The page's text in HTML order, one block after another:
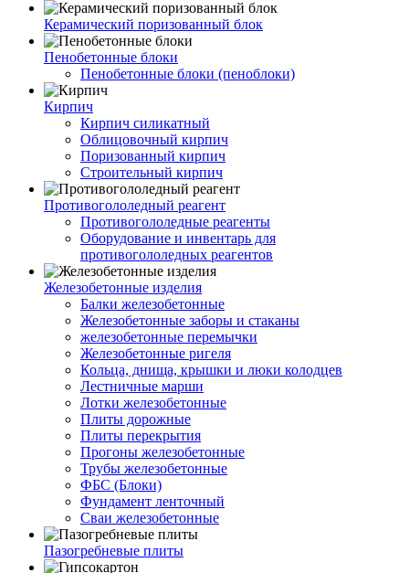
Керамический поризованный блок
Пенобетонные блоки
Пенобетонные блоки (пеноблоки)
Кирпич
Кирпич силикатный
Облицовочный кирпич
Поризованный кирпич
Строительный кирпич
Противогололедный реагент
Противогололедные реагенты
Оборудование и инвентарь для
противогололедных реагентов
Железобетонные изделия
Балки железобетонные
Железобетонные заборы и стаканы
железобетонные перемычки
Железобетонные ригеля
Кольца, днища, крышки и люки колодцев
Лестничные марши
Лотки железобетонные
Плиты дорожные
Плиты перекрытия
Прогоны железобетонные
Трубы железобетонные
ФБС (Блоки)
Фундамент ленточный
Сваи железобетонные
Пазогребневые плиты